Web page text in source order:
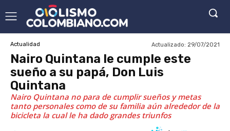
Actualidad Actualizado: 29/07/2021
Nairo Quintana le cumple este
sueño a su papá, Don Luis
Quintana
Nairo Quintana no para de cumplir sueños y metas
tanto personales como de su familia aún alrededor de la
bicicleta la cual le ha dado grandes triunfos